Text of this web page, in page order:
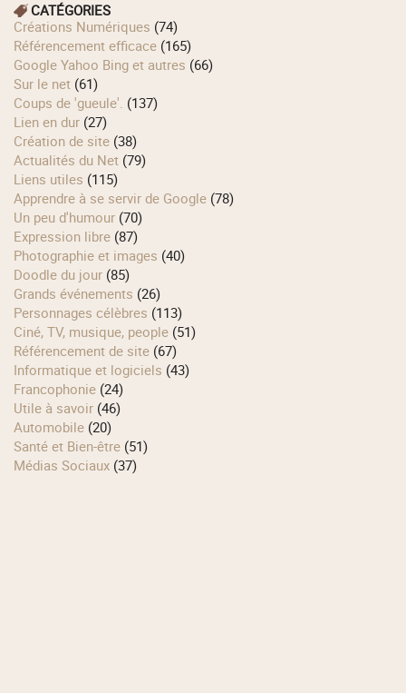
CATÉGORIES
Créations Numériques (74)
Référencement efficace (165)
Google Yahoo Bing et autres (66)
Sur le net (61)
Coups de 'gueule'. (137)
Lien en dur (27)
Création de site (38)
Actualités du Net (79)
Liens utiles (115)
Apprendre à se servir de Google (78)
Un peu d'humour (70)
Expression libre (87)
Photographie et images (40)
Doodle du jour (85)
Grands événements (26)
Personnages célèbres (113)
Ciné, TV, musique, people (51)
Référencement de site (67)
Informatique et logiciels (43)
Francophonie (24)
Utile à savoir (46)
Automobile (20)
Santé et Bien-être (51)
Médias Sociaux (37)